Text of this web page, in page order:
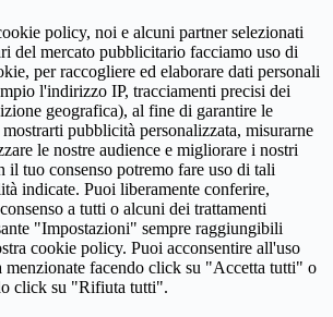
policy, noi e alcuni partner selezionati
del mercato pubblicitario facciamo uso di
per raccogliere ed elaborare dati personali
l'indirizzo IP, tracciamenti precisi dei
geografica), al fine di garantire le
pubblicità personalizzata, misurarne
le nostre audience e migliorare i nostri
il tuo consenso potremo fare uso di tali
indicate. Puoi liberamente conferire,
a tutti o alcuni dei trattamenti
"Impostazioni" sempre raggiungibili
cookie policy. Puoi acconsentire all'uso
menzionate facendo click su "Accetta tutti" o
click su "Rifiuta tutti".